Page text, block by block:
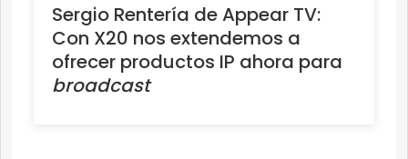
Sergio Rentería de Appear TV:
Con X20 nos extendemos a
ofrecer productos IP ahora para
broadcast